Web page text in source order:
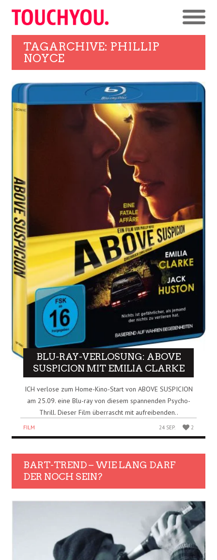
TAGARCHIVE: PHILLIP
NOYCE
BLU-RAY-VERLOSUNG: ABOVE
SUSPICION MIT EMILIA CLARKE
ICH verlose zum Home-Kino-Start von ABOVE SUSPICION
am 25.09. eine Blu-ray von diesem spannenden Psycho-
Thrill. Dieser Film überrascht mit aufreibenden..
FILM 24 SEP. 2
BART-TREND – WIE LANG DARF
DER NOCH SEIN?